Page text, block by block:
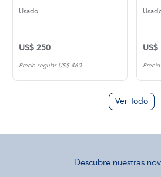
US$ 120
Precio regular US$ 490
Ver Todo
Descubre nuestras